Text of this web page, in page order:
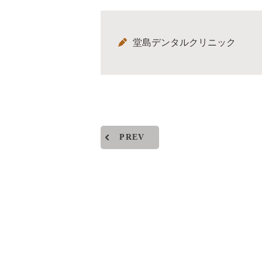
堂島デンタルクリニック
PREV